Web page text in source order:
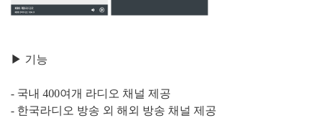
▶ 기능
- 국내 400여개 라디오 채널 제공
- 한국라디오 방송 외 해외 방송 채널 제공